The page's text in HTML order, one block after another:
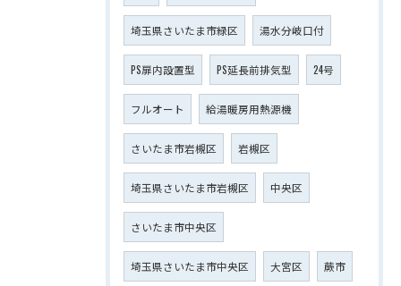
埼玉県さいたま市緑区 湯水分岐口付
PS扉内設置型 PS延長前排気型 24号
フルオート 給湯暖房用熱源機
さいたま市岩槻区 岩槻区
埼玉県さいたま市岩槻区 中央区
さいたま市中央区
埼玉県さいたま市中央区 大宮区 蕨市